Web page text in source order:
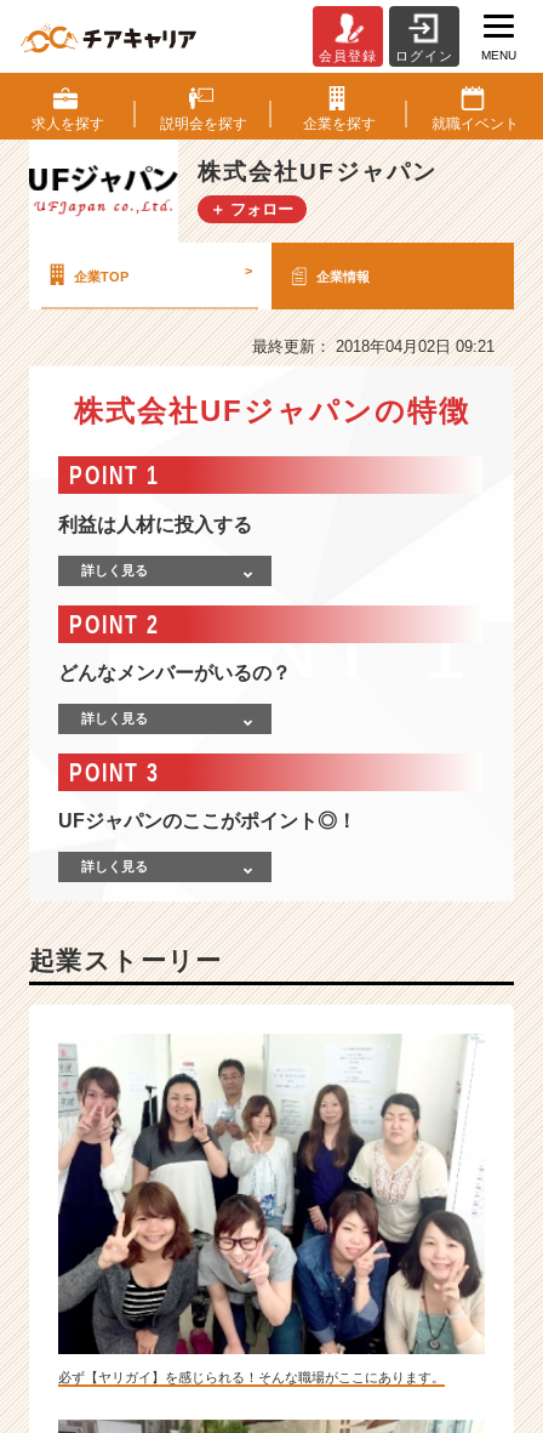
式
会
社
U
F
ジ
ャ
社
情
報
0
1
渋
谷
本
加
え
全
国
拠
点
に
を
展
開！
急
成
長
の
秘
密
は
人
仕
組
会員登録 ログイン MENU
求人を探す 説明会を探す 企業を探す 就職イベント
株式会社UFジャパン
＋ フォロー
企業TOP > 企業情報
最終更新： 2018年04月02日 09:21
株式会社UFジャパンの特徴
POINT 1
利益は人材に投入する
詳しく見る
POINT 2
どんなメンバーがいるの？
詳しく見る
POINT 3
UFジャパンのここがポイント◎！
詳しく見る
起業ストーリー
必ず【ヤリガイ】を感じられる！そんな職場がここにあります。